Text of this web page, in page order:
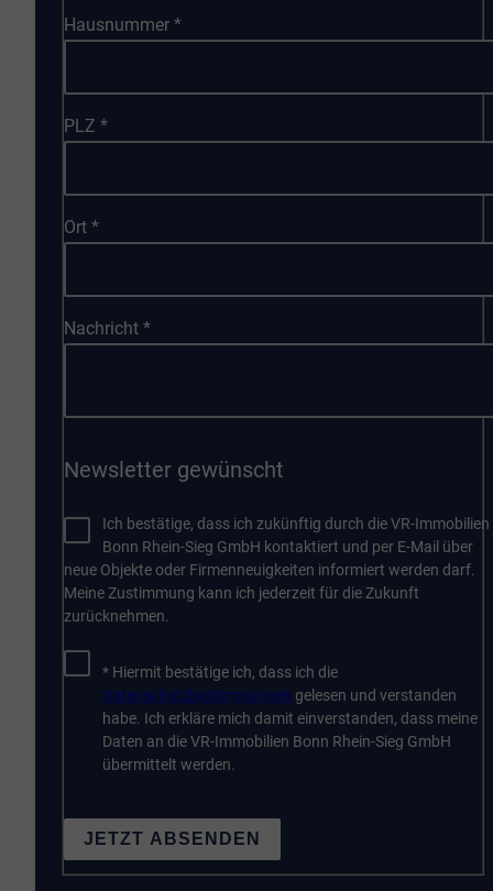
Hausnummer*
PLZ*
Ort*
Nachricht*
Newsletter gewünscht
Ich bestätige, dass ich zukünftig durch die VR-Immobilien
Bonn Rhein-Sieg GmbH kontaktiert und per E-Mail über
neue Objekte oder Firmenneuigkeiten informiert werden darf.
Meine Zustimmung kann ich jederzeit für die Zukunft
zurücknehmen.
* Hiermit bestätige ich, dass ich die
Datenschutzbestimmungen gelesen und verstanden
habe. Ich erkläre mich damit einverstanden, dass meine
Daten an die VR-Immobilien Bonn Rhein-Sieg GmbH
übermittelt werden.
JETZT ABSENDEN